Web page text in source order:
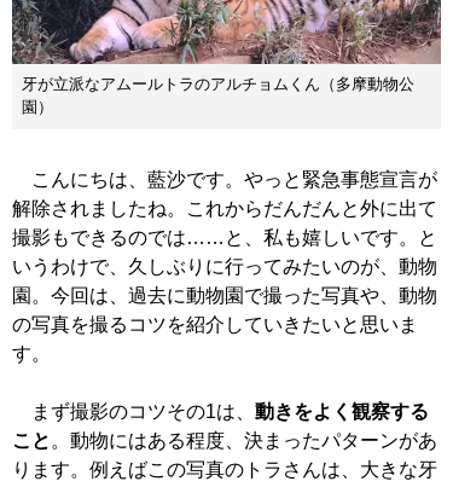
牙が立派なアムールトラのアルチョムくん（多摩動物公
園）
こんにちは、藍沙です。やっと緊急事態宣言が
解除されましたね。これからだんだんと外に出て
撮影もできるのでは……と、私も嬉しいです。と
いうわけで、久しぶりに行ってみたいのが、動物
園。今回は、過去に動物園で撮った写真や、動物
の写真を撮るコツを紹介していきたいと思いま
す。
まず撮影のコツその1は、 動きをよく観察する
こと 。動物にはある程度、決まったパターンがあ
ります。例えばこの写真のトラさんは、大きな牙